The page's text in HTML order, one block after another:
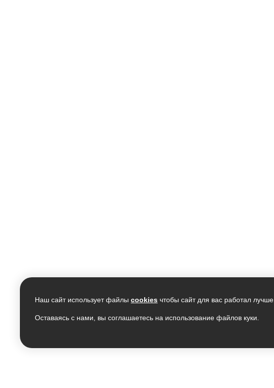
Наш сайт использует файлы cookies чтобы сайт для вас работал лучше.
Оставаясь с нами, вы соглашаетесь на использование файлов куки.